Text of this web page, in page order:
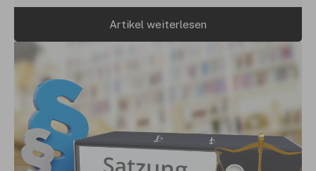
Artikel weiterlesen